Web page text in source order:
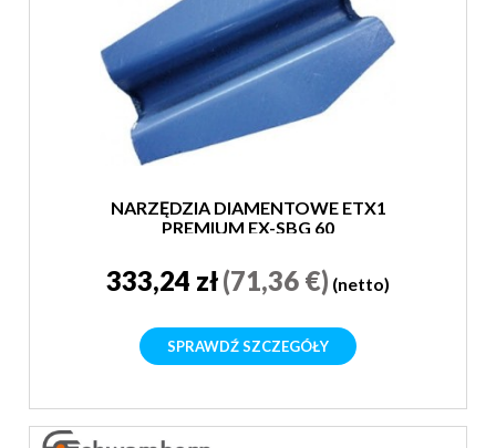
NARZĘDZIA DIAMENTOWE ETX1
PREMIUM EX-SBG 60
333,24 zł(71,36 €) (netto)
SPRAWDŹ SZCZEGÓŁY